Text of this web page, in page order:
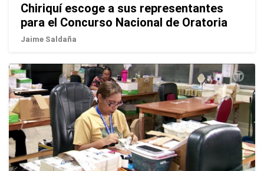
Chiriquí escoge a sus representantes
para el Concurso Nacional de Oratoria
Jaime Saldaña